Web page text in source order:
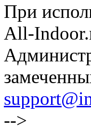
При
All-
-->